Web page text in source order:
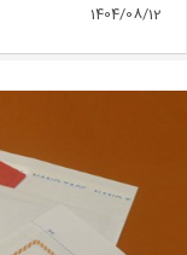
1404/08/12